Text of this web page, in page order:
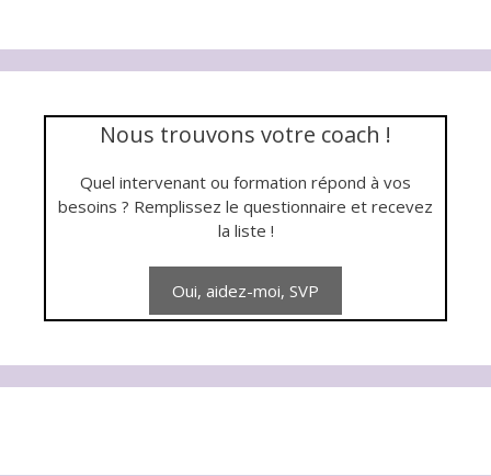
Nous trouvons votre coach !
Quel intervenant ou formation répond à vos
besoins ? Remplissez le questionnaire et recevez
la liste !